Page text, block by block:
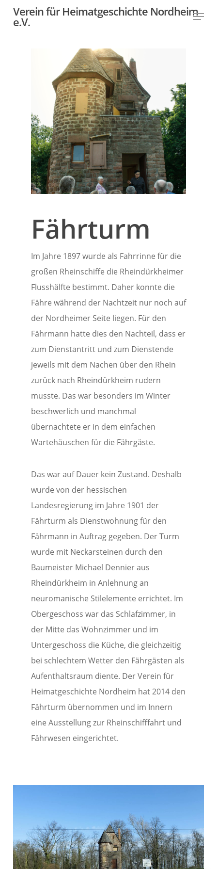
Verein für Heimatgeschichte Nordheim
e.V.
Menu
Fährturm
Im Jahre 1897 wurde als Fahrrinne für die
großen Rheinschiffe die Rheindürkheimer
Flusshälfte bestimmt. Daher konnte die
Fähre während der Nachtzeit nur noch auf
der Nordheimer Seite liegen. Für den
Fährmann hatte dies den Nachteil, dass er
zum Dienstantritt und zum Dienstende
jeweils mit dem Nachen über den Rhein
zurück nach Rheindürkheim rudern
musste. Das war besonders im Winter
beschwerlich und manchmal
übernachtete er in dem einfachen
Wartehäuschen für die Fährgäste.
Das war auf Dauer kein Zustand. Deshalb
wurde von der hessischen
Landesregierung im Jahre 1901 der
Fährturm als Dienstwohnung für den
Fährmann in Auftrag gegeben. Der Turm
wurde mit Neckarsteinen durch den
Baumeister Michael Dennier aus
Rheindürkheim in Anlehnung an
neuromanische Stilelemente errichtet. Im
Obergeschoss war das Schlafzimmer, in
der Mitte das Wohnzimmer und im
Untergeschoss die Küche, die gleichzeitig
bei schlechtem Wetter den Fährgästen als
Aufenthaltsraum diente. Der Verein für
Heimatgeschichte Nordheim hat 2014 den
Fährturm übernommen und im Innern
eine Ausstellung zur Rheinschifffahrt und
Fährwesen eingerichtet.